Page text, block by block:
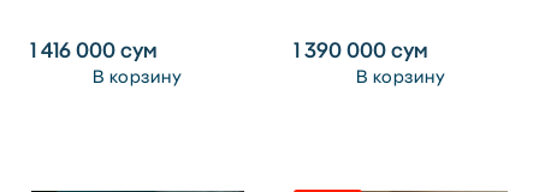
1 416 000сум
В корзину
1 390 000сум
В корзину